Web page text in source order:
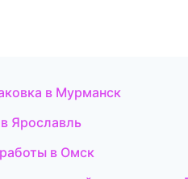
в Мурманск
Ярославль
в Омск